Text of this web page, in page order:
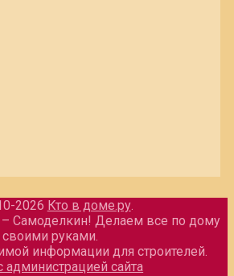
2026 Кто в доме.ру.
– Самоделкин! Делаем все по дому
своими руками.
информации для строителей.
администрацией сайта